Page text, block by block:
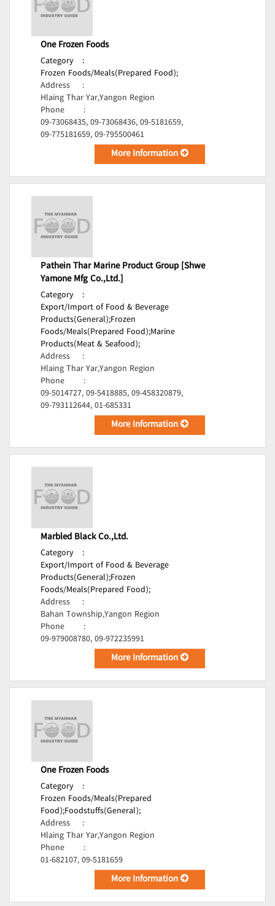
One Frozen Foods
Category
:
Frozen Foods/Meals(Prepared Food);
Address
:
Hlaing Thar Yar,Yangon Region
Phone
:
09-73068435, 09-73068436, 09-5181659,
09-775181659, 09-795500461
More Information
Pathein Thar Marine Product Group [Shwe
Yamone Mfg Co.,Ltd.]
Category
:
Export/Import of Food & Beverage
Products(General);Frozen
Foods/Meals(Prepared Food);Marine
Products(Meat & Seafood);
Address
:
Hlaing Thar Yar,Yangon Region
Phone
:
09-5014727, 09-5418885, 09-458320879,
09-793112644, 01-685331
More Information
Marbled Black Co.,Ltd.
Category
:
Export/Import of Food & Beverage
Products(General);Frozen
Foods/Meals(Prepared Food);
Address
:
Bahan Township,Yangon Region
Phone
:
09-979008780, 09-972235991
More Information
One Frozen Foods
Category
:
Frozen Foods/Meals(Prepared
Food);Foodstuffs(General);
Address
:
Hlaing Thar Yar,Yangon Region
Phone
:
01-682107, 09-5181659
More Information